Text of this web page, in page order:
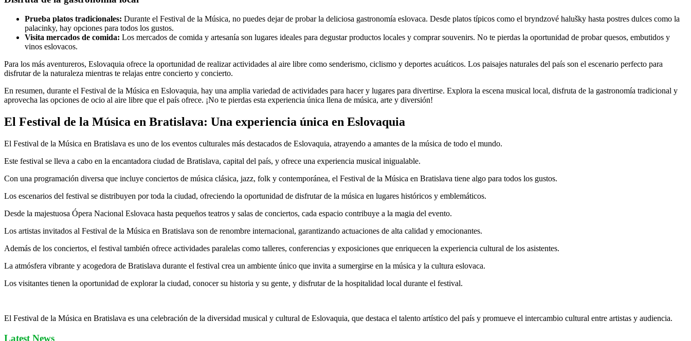
Prueba platos tradicionales: Durante el Festival de la Música, no puedes dejar de probar la deliciosa gastronomía eslovaca. Desde platos típicos como el bryndzové halušky hasta postres dulces como la
palacinky, hay opciones para todos los gustos.
Visita mercados de comida: Los mercados de comida y artesanía son lugares ideales para degustar productos locales y comprar souvenirs. No te pierdas la oportunidad de probar quesos, embutidos y
vinos eslovacos.
Para los más aventureros, Eslovaquia ofrece la oportunidad de realizar actividades al aire libre como senderismo, ciclismo y deportes acuáticos. Los paisajes naturales del país son el escenario perfecto para
disfrutar de la naturaleza mientras te relajas entre concierto y concierto.
En resumen, durante el Festival de la Música en Eslovaquia, hay una amplia variedad de actividades para hacer y lugares para divertirse. Explora la escena musical local, disfruta de la gastronomía tradicional y
aprovecha las opciones de ocio al aire libre que el país ofrece. ¡No te pierdas esta experiencia única llena de música, arte y diversión!
El Festival de la Música en Bratislava: Una experiencia única en Eslovaquia
El Festival de la Música en Bratislava es uno de los eventos culturales más destacados de Eslovaquia, atrayendo a amantes de la música de todo el mundo.
Este festival se lleva a cabo en la encantadora ciudad de Bratislava, capital del país, y ofrece una experiencia musical inigualable.
Con una programación diversa que incluye conciertos de música clásica, jazz, folk y contemporánea, el Festival de la Música en Bratislava tiene algo para todos los gustos.
Los escenarios del festival se distribuyen por toda la ciudad, ofreciendo la oportunidad de disfrutar de la música en lugares históricos y emblemáticos.
Desde la majestuosa Ópera Nacional Eslovaca hasta pequeños teatros y salas de conciertos, cada espacio contribuye a la magia del evento.
Los artistas invitados al Festival de la Música en Bratislava son de renombre internacional, garantizando actuaciones de alta calidad y emocionantes.
Además de los conciertos, el festival también ofrece actividades paralelas como talleres, conferencias y exposiciones que enriquecen la experiencia cultural de los asistentes.
La atmósfera vibrante y acogedora de Bratislava durante el festival crea un ambiente único que invita a sumergirse en la música y la cultura eslovaca.
Los visitantes tienen la oportunidad de explorar la ciudad, conocer su historia y su gente, y disfrutar de la hospitalidad local durante el festival.
El Festival de la Música en Bratislava es una celebración de la diversidad musical y cultural de Eslovaquia, que destaca el talento artístico del país y promueve el intercambio cultural entre artistas y audiencia.
Latest News